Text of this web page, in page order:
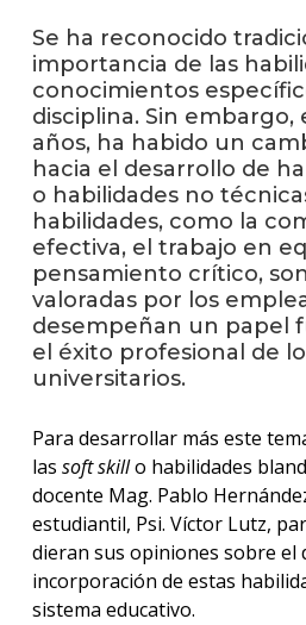
Se ha reconocido
importancia de las
conocimientos
disciplina. Sin embargo,
años, ha habido un
hacia el desarrollo de
o habilidades no
habilidades, como la
efectiva, el trabajo en
pensamiento crítico,
valoradas por los
desempeñan un papel
el éxito profesional de
universitarios.
Para desarrollar más este
las soft skillo habilidades
docente Mag. Pablo
estudiantil, Psi. Víctor Lutz,
dieran sus opiniones sobre el
incorporación de estas
sistema educativo.